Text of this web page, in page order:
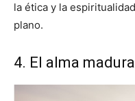
la ética y la
plano.
4. El alma madura